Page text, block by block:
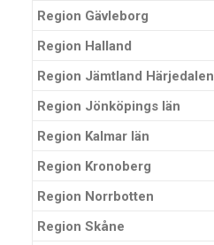
Region Gävleborg
Region Halland
Region Jämtland Härjedalen
Region Jönköpings län
Region Kalmar län
Region Kronoberg
Region Norrbotten
Region Skåne